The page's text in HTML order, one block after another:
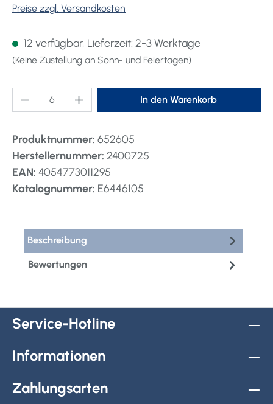
Preise zzgl. Versandkosten
12 verfügbar, Lieferzeit: 2-3 Werktage
(Keine Zustellung an Sonn- und Feiertagen)
Produkt Anzahl: Gib den gewünschten
In den Warenkorb
Produktnummer: 652605
Herstellernummer: 2400725
EAN: 4054773011295
Katalognummer: E6446105
Beschreibung
Bewertungen
Service-Hotline
Informationen
Zahlungsarten